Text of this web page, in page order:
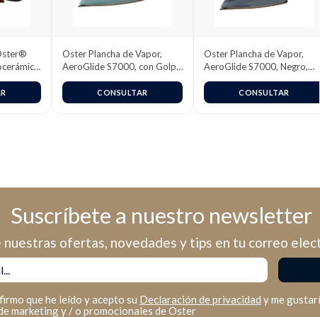
Oster Plancha de Vapor,
AeroGlide S7000, con Golpe
de Vapor 180 g/min,
Recubrimiento Metálico
Cerámico, Suela con más
CONSULTAR
Oster Plancha de Vapor,
AeroGlide S7000, Negro,
GCSTAC7002-013
CONSULTAR
Suscríbete a nuestro newsletter
nuestras ofertas, novedades y tips en tu correo
que he leído y acepto su Declaración de privacidad y me
marketing y / o promocionales de Oster